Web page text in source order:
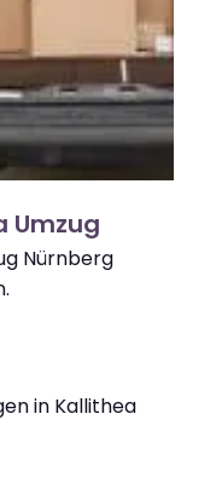
Umzug
Nürnberg
in Kallithea